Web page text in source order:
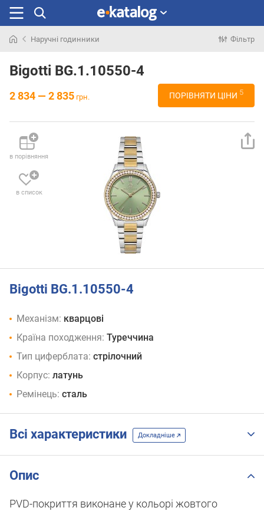
раніше
Наручні годинники Фільтр
Bigotti BG.1.10550-4
2 834 — 2 835 грн. ПОРІВНЯТИ ЦІНИ 5
в порівняння
в список
Bigotti BG.1.10550-4
Механізм: кварцові
Країна походження: Туреччина
Тип циферблата: стрілочний
Корпус: латунь
Ремінець: сталь
Всі характеристики Докладніше
Опис
PVD-покриття виконане у кольорі жовтого